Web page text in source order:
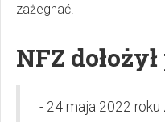
zażegnać.
NFZ
- 24 maja 2022